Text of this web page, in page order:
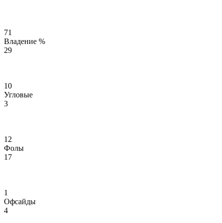
71
Владение %
29
10
Угловые
3
12
Фолы
17
1
Офсайды
4